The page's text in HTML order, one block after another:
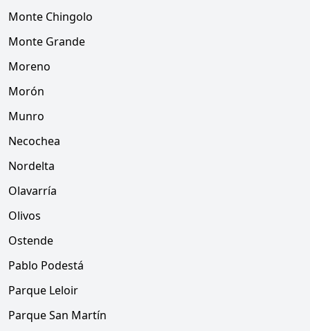
Monte Chingolo
Monte Grande
Moreno
Morón
Munro
Necochea
Nordelta
Olavarría
Olivos
Ostende
Pablo Podestá
Parque Leloir
Parque San Martín